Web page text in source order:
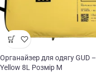
Органайзер для одягу GUD –
Yellow 8L Розмір M